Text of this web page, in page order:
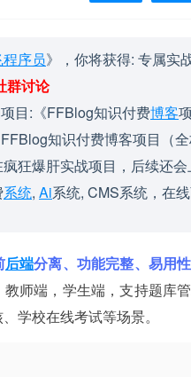
序员》，你将获得: 专属实
群讨论
目:《FFBlog知识付费博客
知识付费博客项目（
狂爆肝实战项目，后续还
系统, Ai系统, CMS系统，在
后端分离、功能完整、易用
师端，学生端，支持题库
学校在线考试等场景。